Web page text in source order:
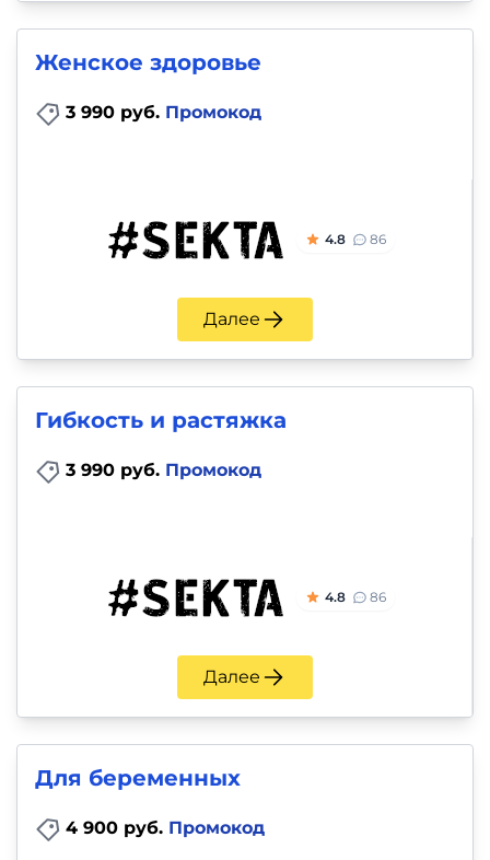
Женское здоровье
3 990 руб. Промокод
4.8 86
Далее
Гибкость и растяжка
3 990 руб. Промокод
4.8 86
Далее
Для беременных
4 900 руб. Промокод